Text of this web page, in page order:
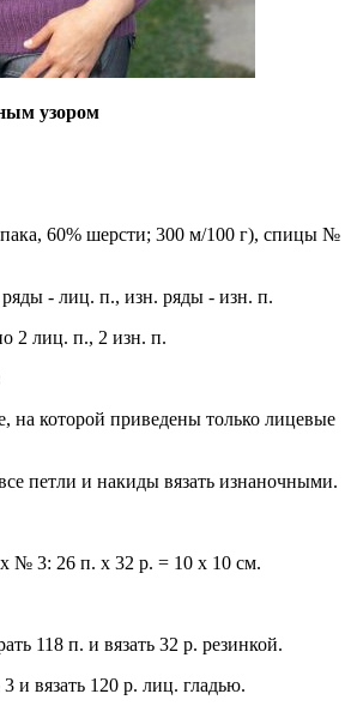
узором
60% шерсти; 300 м/100 г), спицы №
- лиц. п., изн. ряды - изн. п.
2 лиц. п., 2 изн. п.
на которой приведены только лицевые
петли и накиды вязать изнаночными.
№ 3: 26 п. х 32 р. = 10 х 10 см.
118 п. и вязать 32 р. резинкой.
вязать 120 р. лиц. гладью.